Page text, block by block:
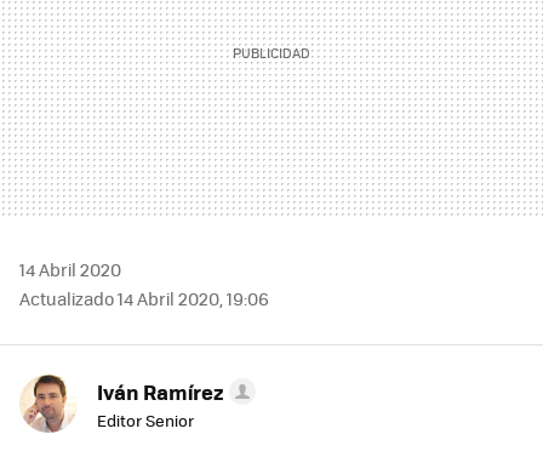
14 Abril 2020
Actualizado 14 Abril 2020, 19:06
Iván Ramírez
Editor Senior